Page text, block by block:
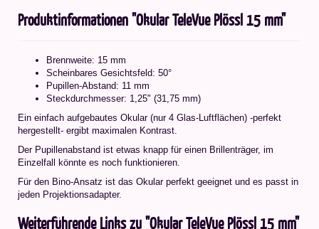
Produktinformationen "Okular TeleVue Plössl 15 mm"
Brennweite: 15 mm
Scheinbares Gesichtsfeld: 50°
Pupillen-Abstand: 11 mm
Steckdurchmesser: 1,25" (31,75 mm)
Ein einfach aufgebautes Okular (nur 4 Glas-Luftflächen) -perfekt
hergestellt- ergibt maximalen Kontrast.
Der Pupillenabstand ist etwas knapp für einen Brillenträger, im
Einzelfall könnte es noch funktionieren.
Für den Bino-Ansatz ist das Okular perfekt geeignet und es passt in
jeden Projektionsadapter.
Weiterführende Links zu "Okular TeleVue Plössl 15 mm"